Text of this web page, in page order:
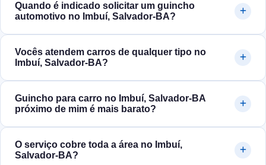
Quando é indicado solicitar um guincho
automotivo no Imbuí, Salvador‑BA?
Vocês atendem carros de qualquer tipo no
Imbuí, Salvador‑BA?
Guincho para carro no Imbuí, Salvador‑BA
próximo de mim é mais barato?
O serviço cobre toda a área no Imbuí,
Salvador‑BA?